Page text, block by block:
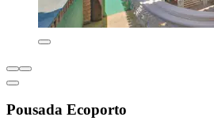
Pousada Ecoporto